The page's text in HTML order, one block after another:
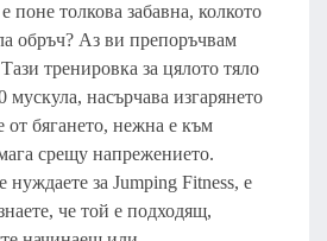
поне толкова забавна, колкото
обръч? Аз ви препоръчвам
тренировка за цялото тяло
мускула, насърчава изгарянето
от бягането, нежна е към
срещу напрежението.
нуждаете за Jumping Fitness, е
че той е подходящ,